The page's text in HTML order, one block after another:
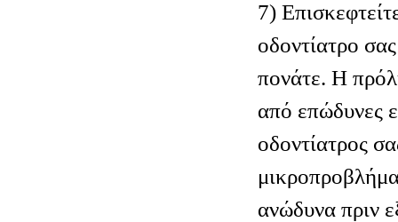
7)
οδοντίατρο
πονάτε. Η
από επώδυνες
οδοντίατρος
ανώδυνα πριν